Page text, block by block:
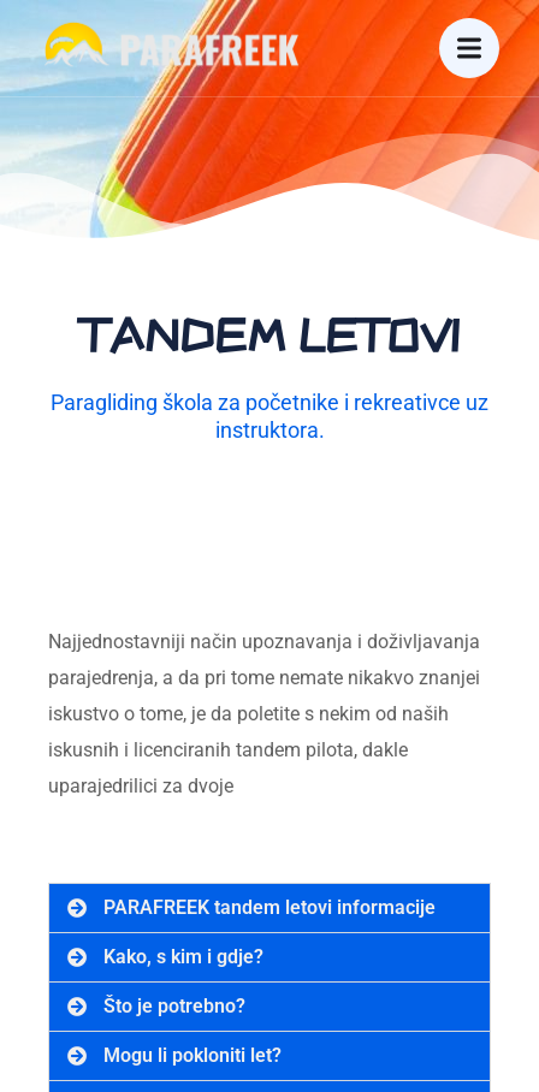
TANDEM LETOVI
Paragliding škola za početnike i rekreativce uz
instruktora.
Najjednostavniji način upoznavanja i doživljavanja
parajedrenja, a da pri tome nemate nikakvo znanjei
iskustvo o tome, je da poletite s nekim od naših
iskusnih i licenciranih tandem pilota, dakle
uparajedrilici za dvoje
PARAFREEK tandem letovi informacije
Kako, s kim i gdje?
Što je potrebno?
Mogu li pokloniti let?